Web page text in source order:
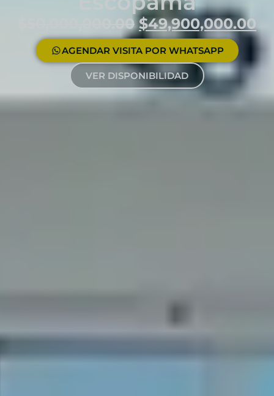
50,000,000.00 $49,900,000.00
AGENDAR VISITA POR WHATSAPP
VER DISPONIBILIDAD